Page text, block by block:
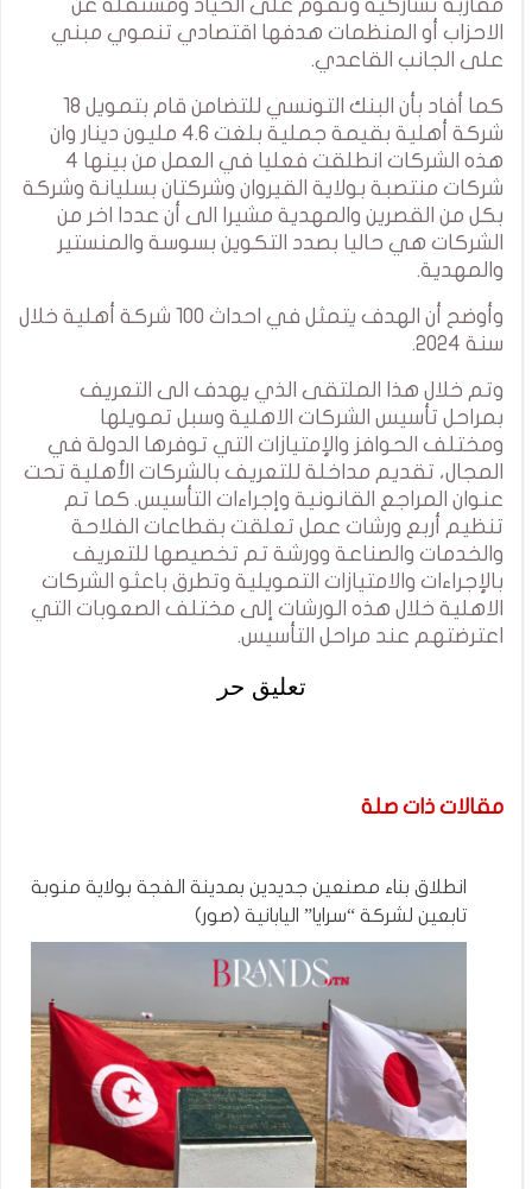
مقاربة تشاركية وتقوم على الحياد ومستقلة عن
الاحزاب أو المنظمات هدفها اقتصادي تنموي مبني
على الجانب القاعدي.
كما أفاد بأن البنك التونسي للتضامن قام بتمويل 18
شركة أهلية بقيمة جملية بلغت 4.6 مليون دينار وان
هذه الشركات انطلقت فعليا في العمل من بينها 4
شركات منتصبة بولاية القيروان وشركتان بسليانة وشركة
بكل من القصرين والمهدية مشيرا الى أن عددا اخر من
الشركات هي حاليا بصدد التكوين بسوسة والمنستير
والمهدية.
وأوضح أن الهدف يتمثل في احداث 100 شركة أهلية خلال
سنة 2024.
وتم خلال هذا الملتقى الذي يهدف الى التعريف
بمراحل تأسيس الشركات الاهلية وسبل تمويلها
ومختلف الحوافز والإمتيازات التي توفرها الدولة في
المجال، تقديم مداخلة للتعريف بالشركات الأهلية تحت
عنوان المراجع القانونية وإجراءات التأسيس. كما تم
تنظيم أربع ورشات عمل تعلقت بقطاعات الفلاحة
والخدمات والصناعة وورشة تم تخصيصها للتعريف
بالإجراءات والامتيازات التمويلية وتطرق باعثو الشركات
الاهلية خلال هذه الورشات إلى مختلف الصعوبات التي
اعترضتهم عند مراحل التأسيس.
تعليق حر
مقالات ذات صلة
انطلاق بناء مصنعين جديدين بمدينة الفجة بولاية منوبة
تابعين لشركة “سرايا” اليابانية (صور)